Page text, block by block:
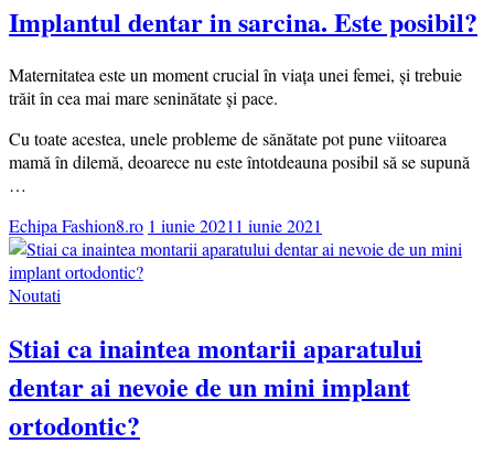
Implantul dentar in sarcina. Este posibil?
Maternitatea este un moment crucial în viața unei femei, și trebuie
trăit în cea mai mare seninătate și pace.
Cu toate acestea, unele probleme de sănătate pot pune viitoarea
mamă în dilemă, deoarece nu este întotdeauna posibil să se supună
…
Echipa Fashion8.ro 1 iunie 2021 1 iunie 2021
Noutati
Stiai ca inaintea montarii aparatului
dentar ai nevoie de un mini implant
ortodontic?